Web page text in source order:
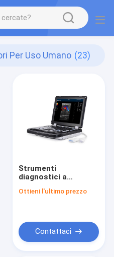
Per Uso Umano (23)
Strumenti
diagnostici a
colori digitali
Ottieni l'ultimo prezzo
Contattaci